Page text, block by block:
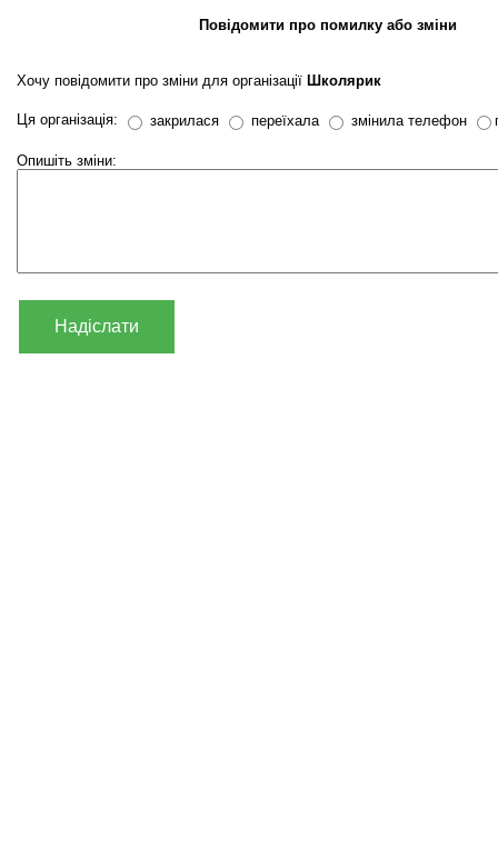
Повідомити про помилку або зміни
Хочу повідомити про зміни для організації Школярик
Ця організація: закрилася переїхала змінила телефон
Опишіть зміни:
Надіслати